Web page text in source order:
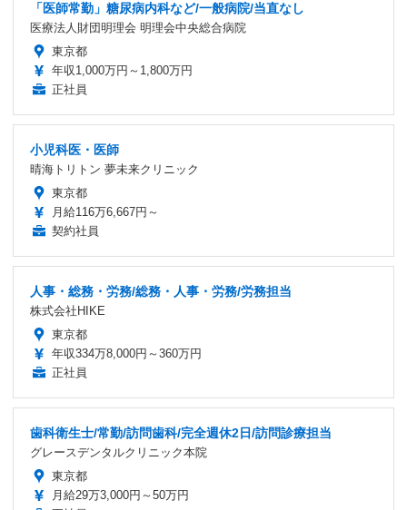
「医師常勤」糖尿病内科など/一般病院/当直なし
医療法人財団明理会 明理会中央総合病院
東京都
年収1,000万円～1,800万円
正社員
小児科医・医師
晴海トリトン 夢未来クリニック
東京都
月給116万6,667円～
契約社員
人事・総務・労務/総務・人事・労務/労務担当
株式会社HIKE
東京都
年収334万8,000円～360万円
正社員
歯科衛生士/常勤/訪問歯科/完全週休2日/訪問診療担当
グレースデンタルクリニック本院
東京都
月給29万3,000円～50万円